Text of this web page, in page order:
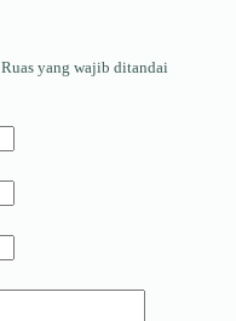
Ruas yang wajib ditandai